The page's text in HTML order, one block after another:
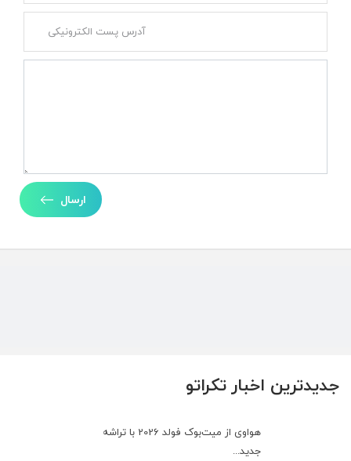
جدیدترین اخبار تکراتو
هواوی از میت‌بوک فولد 2026 با تراشه
جدید...
ارسال